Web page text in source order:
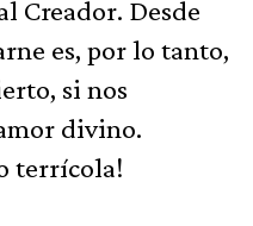
Creador. Desde
es, por lo tanto,
si nos
divino.
terrícola!